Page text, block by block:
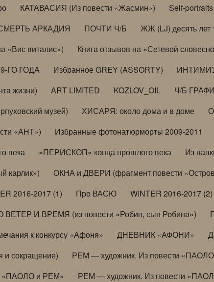
КАТАВАСИЯ (Из повести «Жасмин») Self-portraits
АРКАДИЯ ПОЧТИ Ч/Б ЖЖ (LJ) десять лет
«Вис виталис»)
Книга отзывов на «Сетевой
ГО ГОДА
Избранное GREY (ASSORTY)
жизни)
ART LIMITED KOZLOV_OIL Ч/Б
музей)
ХИСАРЯ: около дома и в доме
«АНТ»)
Избранные фотонатюрморты 2009-2011
века
«ПЕРИСКОП» конца прошлого века Из
карлик»)
ОКНА и ДВЕРИ (фрагмент повести
2016-2017 (1) Про ВАСЮ WINTER 2016-2017 (2)
ВЕТЕР И ВРЕМЯ (из повести «Робин, сын Робина»)
к конкурсу «Афоня» ДНЕВНИК «АФОНИ»
и сокращение)
РЕМ — художник. Из повести
«ПАОЛО и РЕМ»
РЕМ — художник. Из повести